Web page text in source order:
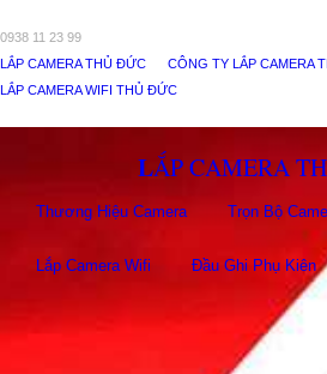
0938 11 23 99
LẮP CAMERA THỦ ĐỨC
CÔNG TY LẮP CAMERA
LẮP CAMERA WIFI THỦ ĐỨC
LẮP CAMERA
Thương Hiệu Camera Trọn Bộ
Lắp Camera Wifi Đầu Ghi Phụ Kiên